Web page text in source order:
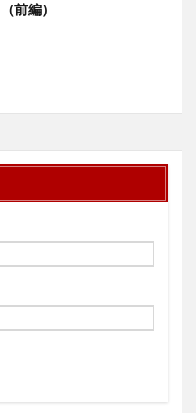
（前編）